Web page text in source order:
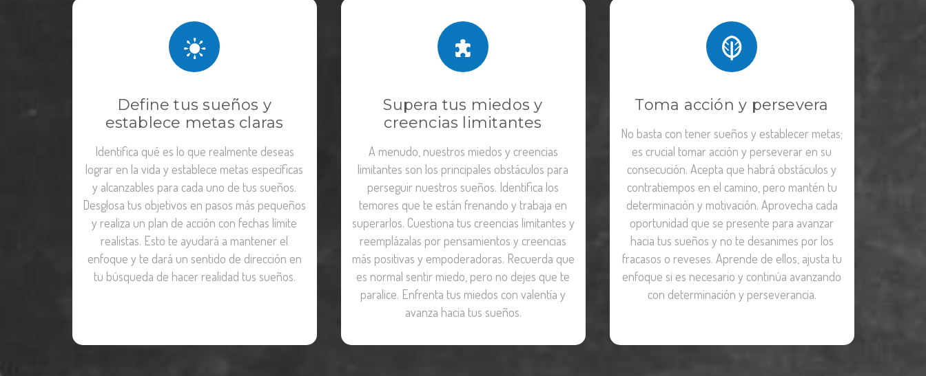
Define tus sueños y
establece metas claras
Identifica qué es lo que realmente deseas
lograr en la vida y establece metas específicas
y alcanzables para cada uno de tus sueños.
Desglosa tus objetivos en pasos más pequeños
y realiza un plan de acción con fechas límite
realistas. Esto te ayudará a mantener el
enfoque y te dará un sentido de dirección en
tu búsqueda de hacer realidad tus sueños.
Supera tus miedos y
creencias limitantes
A menudo, nuestros miedos y creencias
limitantes son los principales obstáculos para
perseguir nuestros sueños. Identifica los
temores que te están frenando y trabaja en
superarlos. Cuestiona tus creencias limitantes y
reemplázalas por pensamientos y creencias
más positivas y empoderadoras. Recuerda que
es normal sentir miedo, pero no dejes que te
paralice. Enfrenta tus miedos con valentía y
avanza hacia tus sueños.
Toma acción y persevera
No basta con tener sueños y establecer metas;
es crucial tomar acción y perseverar en su
consecución. Acepta que habrá obstáculos y
contratiempos en el camino, pero mantén tu
determinación y motivación. Aprovecha cada
oportunidad que se presente para avanzar
hacia tus sueños y no te desanimes por los
fracasos o reveses. Aprende de ellos, ajusta tu
enfoque si es necesario y continúa avanzando
con determinación y perseverancia.